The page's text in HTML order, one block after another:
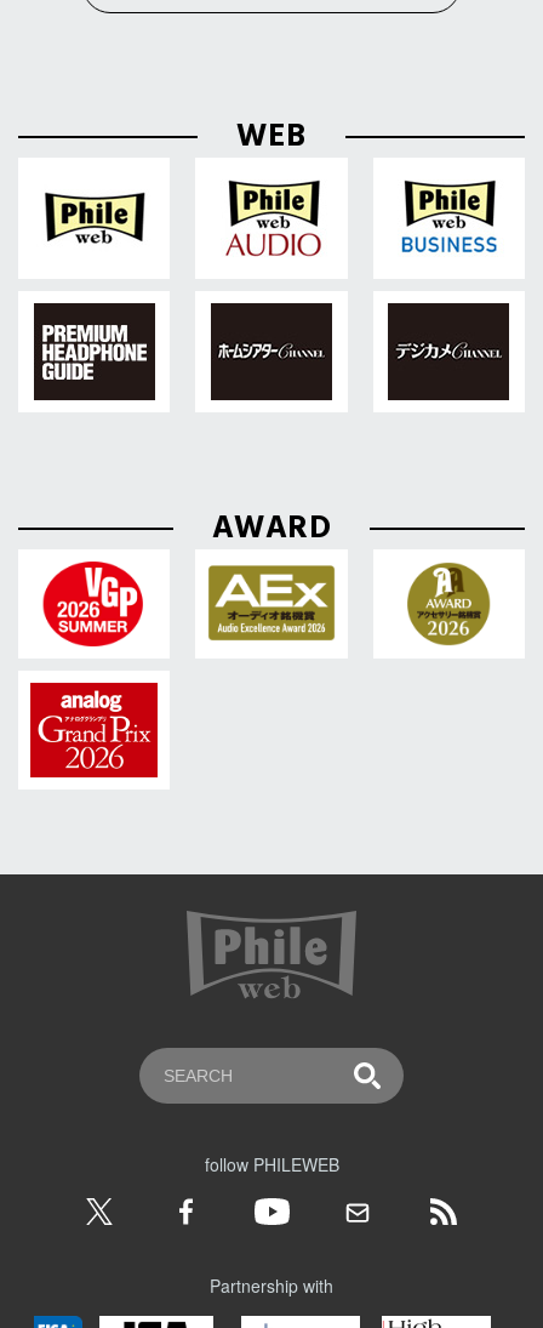
WEB
AWARD
follow PHILEWEB
Partnership with